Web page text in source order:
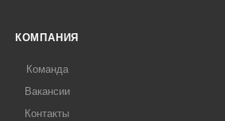
КОМПАНИЯ
Команда
Вакансии
Контакты